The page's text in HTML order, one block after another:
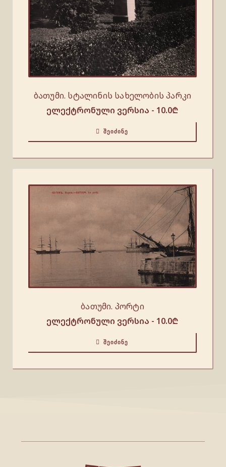
ბათუმი. სტალინის სახელობის პარკი
ელექტრონული ვერსია - 10.0₾
ᲨᲔᲘᲫᲘᲜᲔ
ბათუმი. პორტი
ელექტრონული ვერსია - 10.0₾
ᲨᲔᲘᲫᲘᲜᲔ